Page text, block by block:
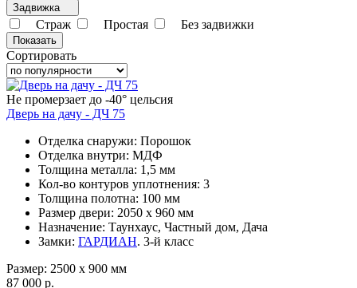
Задвижка
Страж Простая Без задвижки
Сортировать
Не промерзает до -40° цельсия
Дверь на дачу - ДЧ 75
Отделка снаружи: Порошок
Отделка внутри: МДФ
Толщина металла: 1,5 мм
Кол-во контуров уплотнения: 3
Толщина полотна: 100 мм
Размер двери: 2050 х 960 мм
Назначение: Таунхаус, Частный дом, Дача
Замки: ГАРДИАН. 3-й класс
Размер: 2500 х 900 мм
87 000 р.